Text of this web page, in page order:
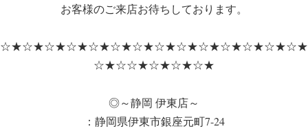
お客様のご来店お待ちしております。
☆★☆★☆★☆★☆★☆★☆★☆★☆★☆★☆★☆★☆★☆★
☆★☆☆★☆★☆★☆★
◎～静岡 伊東店～
：静岡県伊東市銀座元町7-24